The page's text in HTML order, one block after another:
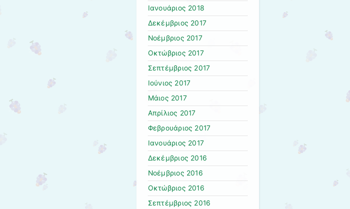
Ιανουάριος 2018
Δεκέμβριος 2017
Νοέμβριος 2017
Οκτώβριος 2017
Σεπτέμβριος 2017
Ιούνιος 2017
Μάιος 2017
Απρίλιος 2017
Φεβρουάριος 2017
Ιανουάριος 2017
Δεκέμβριος 2016
Νοέμβριος 2016
Οκτώβριος 2016
Σεπτέμβριος 2016